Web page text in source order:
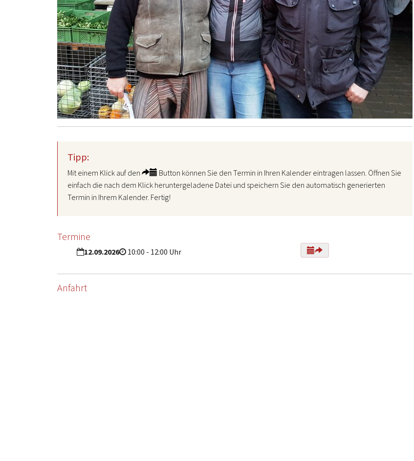
Tipp:
Mit einem Klick auf den
Button können Sie den Termin in Ihren Kalender eintragen lassen. Öffnen Sie
einfach die nach dem Klick heruntergeladene Datei und speichern Sie den automatisch generierten
Termin in Ihrem Kalender. Fertig!
Termine
12.09.2026 10:00 - 12:00 Uhr
Anfahrt